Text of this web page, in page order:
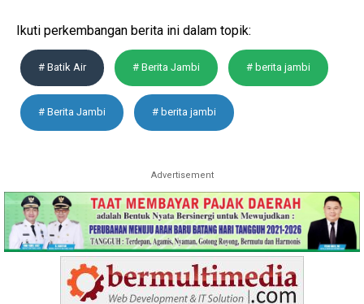
Ikuti perkembangan berita ini dalam topik:
# Batik Air # Berita Jambi # berita jambi
# Berita Jambi # berita jambi
Advertisement